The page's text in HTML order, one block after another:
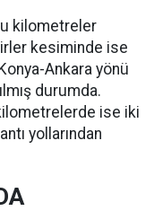
kilometreler
kesiminde ise
Ankara yönü
durumda.
ise iki
yollarından